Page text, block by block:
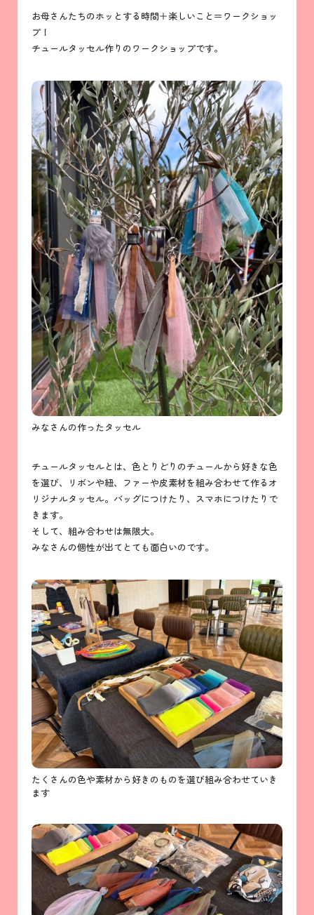
お母さんたちのホッとする時間＋楽しいこと＝ワークショッ
プ！
チュールタッセル作りのワークショップです。
みなさんの作ったタッセル
チュールタッセルとは、色とりどりのチュールから好きな色
を選び、リボンや紐、ファーや皮素材を組み合わせて作るオ
リジナルタッセル。バッグにつけたり、スマホにつけたりで
きます。
そして、組み合わせは無限大。
みなさんの個性が出てとても面白いのです。
たくさんの色や素材から好きのものを選び組み合わせていき
ます